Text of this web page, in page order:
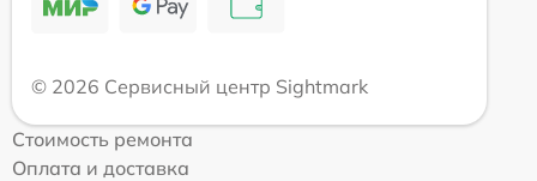
© 2026 Сервисный центр Sightmark
Стоимость ремонта
Оплата и доставка